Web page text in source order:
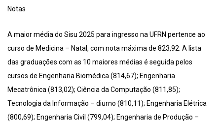
Notas
A maior média do Sisu 2025 para ingresso na UFRN pertence ao
curso de Medicina – Natal, com nota máxima de 823,92. A lista
das graduações com as 10 maiores médias é seguida pelos
cursos de Engenharia Biomédica (814,67); Engenharia
Mecatrônica (813,02); Ciência da Computação (811,85);
Tecnologia da Informação – diurno (810,11); Engenharia Elétrica
(800,69); Engenharia Civil (799,04); Engenharia de Produção –